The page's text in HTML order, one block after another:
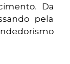
Da
pela